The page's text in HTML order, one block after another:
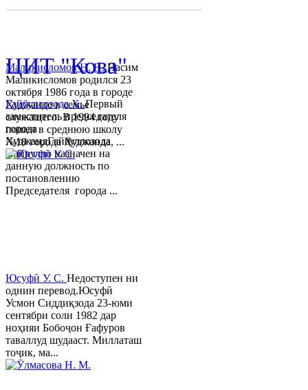
Гайбуллозода Х.Первый
заместитель председателя
города
ХуджандГайбуллозода
Хайрулло назначен на
данную должность по
постановлению
Председателя города ...
Маликисломов Н. Н.Насим
Маликисломов родился 23
октября 1986 года в городе
Худжанде в семье
служащего. В 1994 году
пошел в среднюю школу
№18 города Худжанда, ...
Юсуфӣ У. C. Недоступен ни
однин перевод.Юсуфӣ
Усмон Сиддиқзода 23-юми
сентябри соли 1982 дар
ноҳияи Бобоҷон Ғафуров
таваллуд шудааст. Миллаташ
тоҷик, ма...
ЦИТ "Кова"